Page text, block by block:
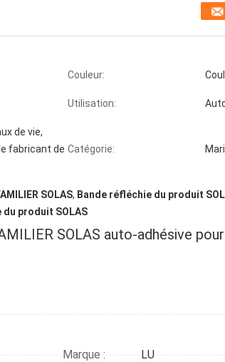
Couleur:
Utilisation:
de vie,
fabricant de Catégorie:
SOLAS, Bande réfléchie du produit
produit SOLAS
SOLAS auto-adhésive
Marque :
LU